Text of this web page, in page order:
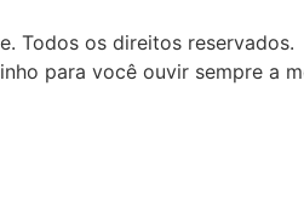
Todos os direitos reservados.
para você ouvir sempre a